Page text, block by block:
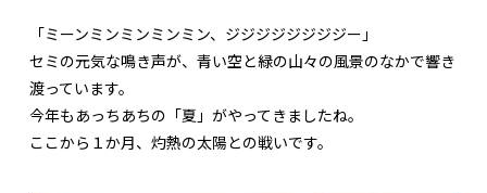
「ミーンミンミンミンミン、ジジジジジジジジー」
セミの元気な鳴き声が、青い空と緑の山々の風景のなかで響き
渡っています。
今年もあっちあちの「夏」がやってきましたね。
ここから１か月、灼熱の太陽との戦いです。